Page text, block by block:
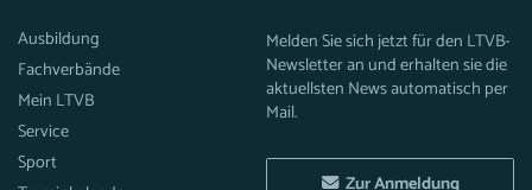
Ausbildung
Fachverbände
Mein LTVB
Service
Sport
Melden Sie sich jetzt für den LTVB-
Newsletter an und erhalten sie die
aktuellsten News automatisch per
Mail.